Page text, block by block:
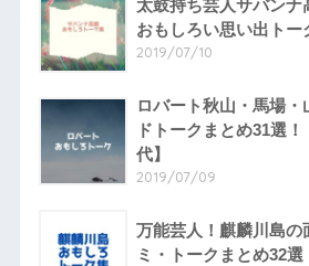
太鼓持ち芸人サバン
おもしろい思い出トー
2019/07/10
ロバート秋山・馬場
ドトークまとめ31選
代】
2019/07/09
万能芸人！麒麟川島の
ミ・トークまとめ32選